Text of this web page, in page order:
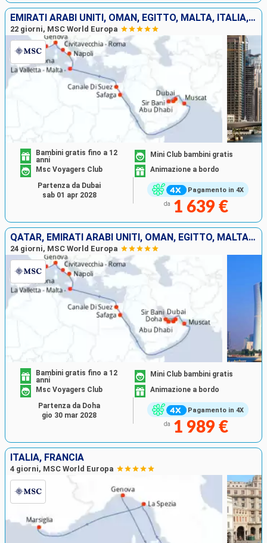
EMIRATI ARABI UNITI, OMAN, EGITTO, MALTA, ITALIA, FRANCIA, SPAGNA
22 giorni, MSC World Europa
Pagamento in 4X
Bambini gratis fino a 12
anni
Mini Club bambini gratis
Msc Voyagers Club
Animazione a bordo
da 1 639 €
Partenza da Dubai
sab 01 apr 2028
QATAR, EMIRATI ARABI UNITI, OMAN, EGITTO, MALTA, ITALIA, FRANCIA, SPAGNA
24 giorni, MSC World Europa
Pagamento in 4X
Bambini gratis fino a 12
anni
Mini Club bambini gratis
Msc Voyagers Club
Animazione a bordo
da 1 989 €
Partenza da Doha
gio 30 mar 2028
ITALIA, FRANCIA
4 giorni, MSC World Europa